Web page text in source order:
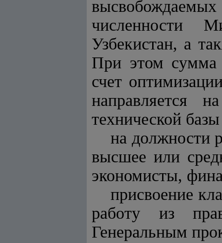
численности
Узбекистан, а
При этом сумма
счет
направляется
технической
на должности
высшее или
экономисты,
присвоение
работу из
Генеральным